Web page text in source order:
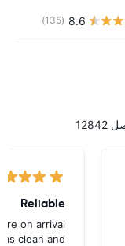
8.6
(135)
Reliable
on arrival
clean and